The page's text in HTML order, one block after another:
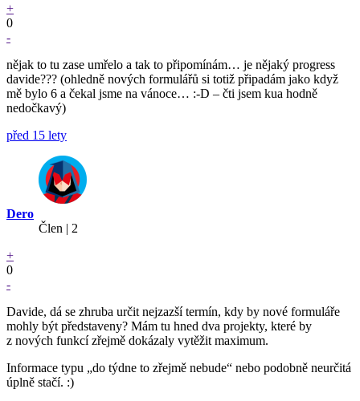
+
0
-
nějak to tu zase umřelo a tak to připomínám… je nějaký progress
davide??? (ohledně nových formulářů si totiž připadám jako když
mě bylo 6 a čekal jsme na vánoce… :-D – čti jsem kua hodně
nedočkavý)
před 15 lety
Dero
Člen | 2
+
0
-
Davide, dá se zhruba určit nejzazší termín, kdy by nové formuláře
mohly být představeny? Mám tu hned dva projekty, které by
z nových funkcí zřejmě dokázaly vytěžit maximum.
Informace typu „do týdne to zřejmě nebude“ nebo podobně neurčitá
úplně stačí. :)